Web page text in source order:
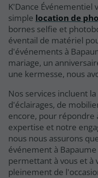
K'Dance Événementiel
simple location de
bornes selfie et
éventail de matériel
d'événements à
mariage, un
une kermesse, nous
Nos services incluent
d'éclairages, de
encore, pour répondre
expertise et notre
nous nous assurons
événement à
permettant à vous et à
pleinement de